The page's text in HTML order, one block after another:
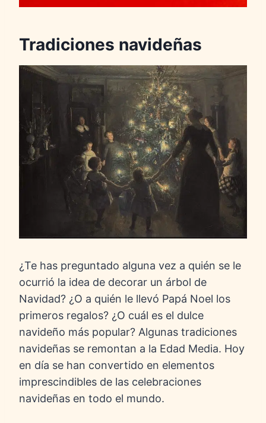
Tradiciones navideñas
¿Te has preguntado alguna vez a quién se le
ocurrió la idea de decorar un árbol de
Navidad? ¿O a quién le llevó Papá Noel los
primeros regalos? ¿O cuál es el dulce
navideño más popular? Algunas tradiciones
navideñas se remontan a la Edad Media. Hoy
en día se han convertido en elementos
imprescindibles de las celebraciones
navideñas en todo el mundo.